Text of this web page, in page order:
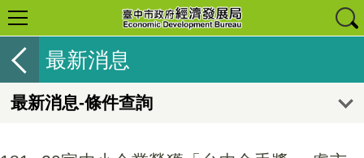
最新消息
最新消息-條件查詢